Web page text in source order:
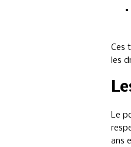
Ces
les
Le
ans